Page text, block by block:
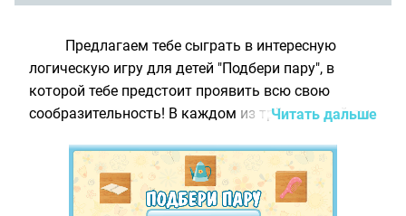
Предлагаем тебе сыграть в интересную
логическую игру для детей "Подбери пару", в
которой тебе предстоит проявить всю свою
сообразительность! В каждом из трёх уровней ты
левом кубике уже нарисована картинка, а правый
пока еще пустой. Твоя задача - подобрать такую
картинку на правом кубике, которая составит
Читать дальше